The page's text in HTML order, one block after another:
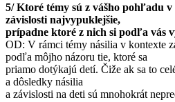
5/ Ktoré témy sú z vášho pohľadu
závislosti najvypuklejšie,
prípadne ktoré z nich si podľa vás
OD: V rámci témy násilia v kontexte
podľa môjho názoru tie, ktoré sa
priamo dotýkajú detí. Čiže ak sa to
a dôsledky násilia
a závislosti na deti sú mnohokrát